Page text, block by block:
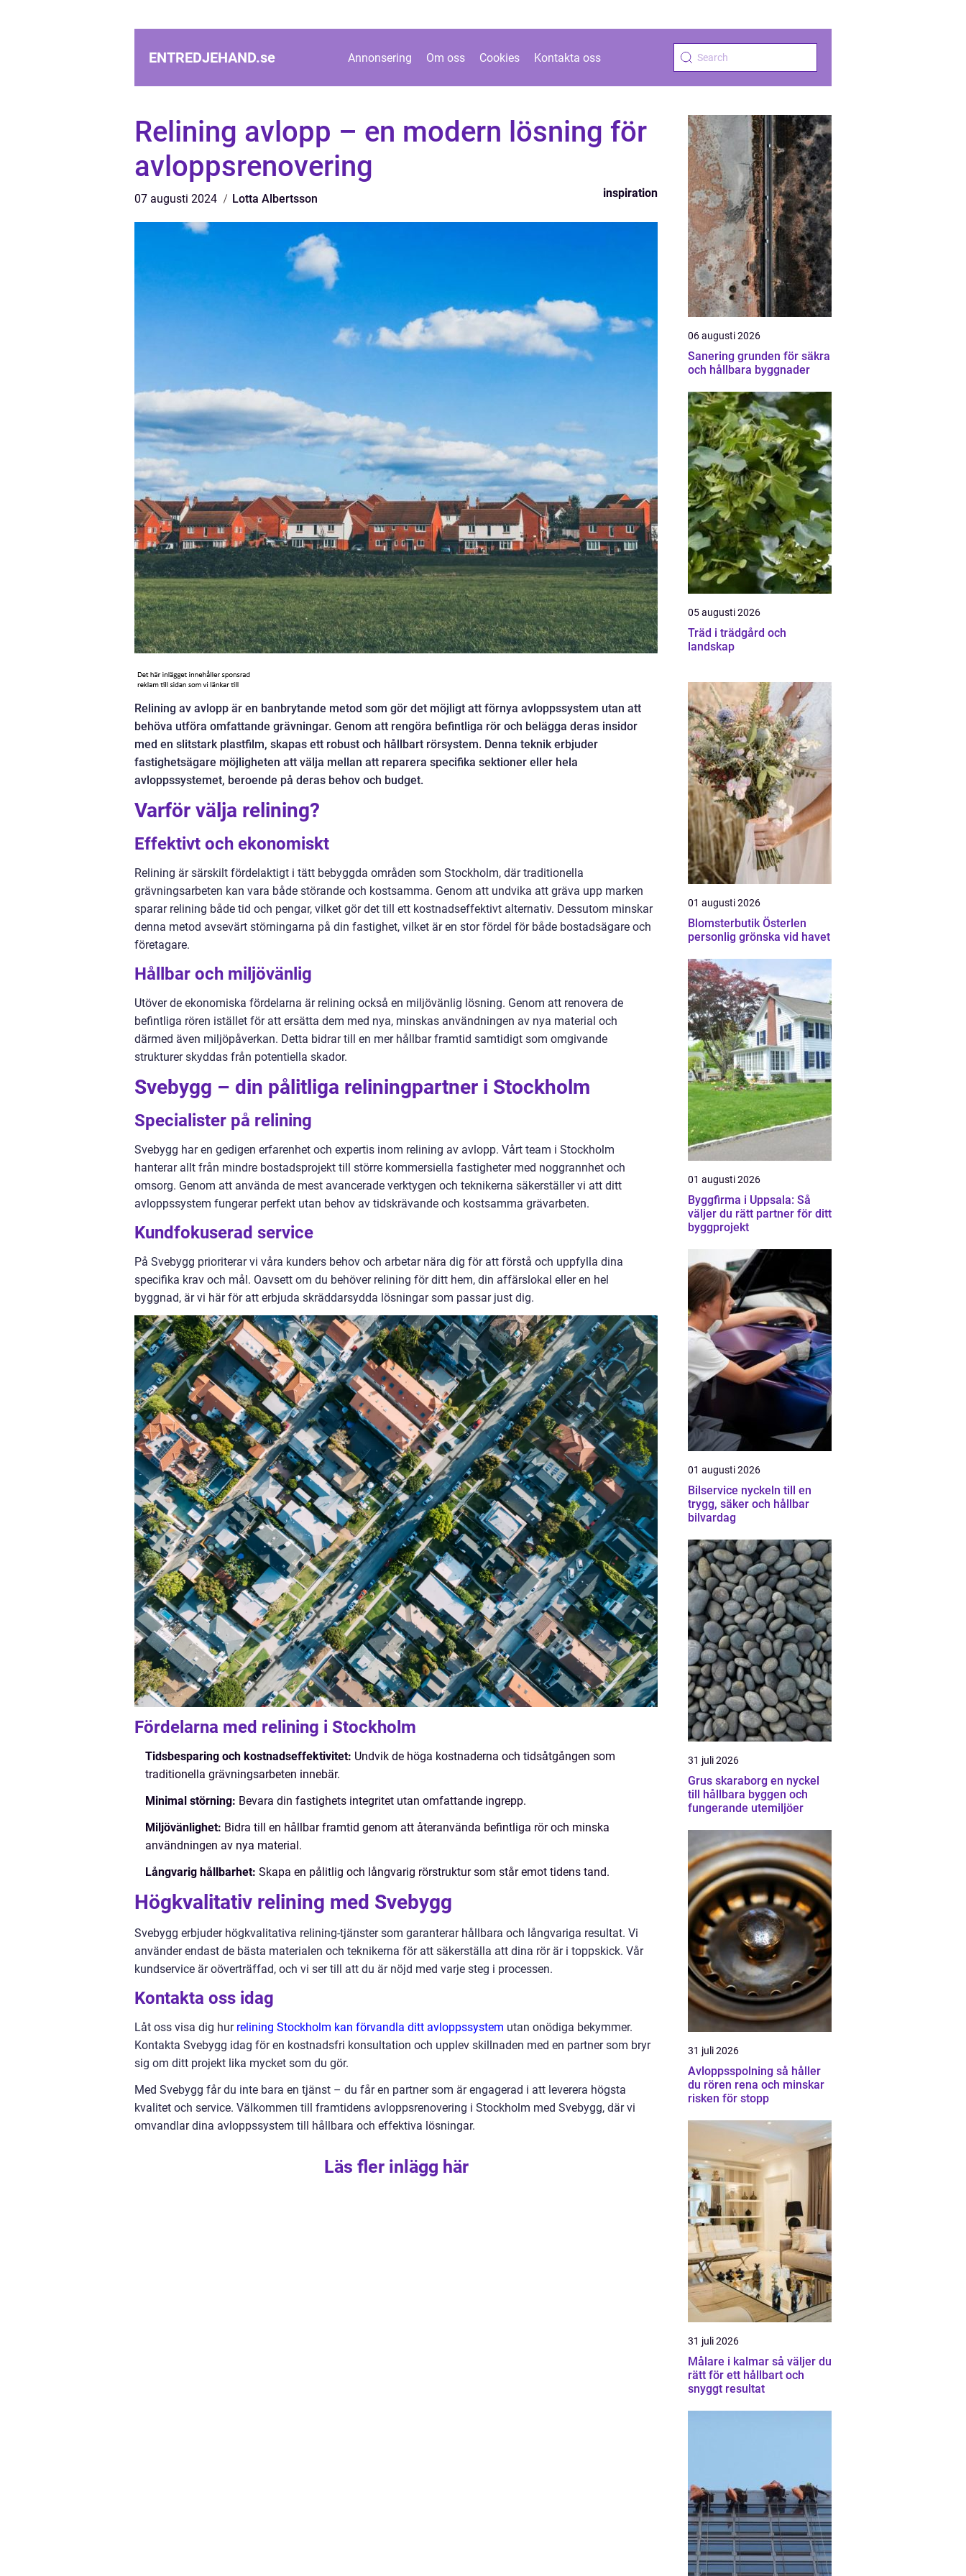
ENTREDJEHAND.se Annonsering Om oss Cookies Kontakta oss
Relining avlopp – en modern lösning för
avloppsrenovering
07 augusti 2024 Lotta Albertsson inspiration
Relining av avlopp är en banbrytande metod som gör det möjligt att förnya avloppssystem utan att
behöva utföra omfattande grävningar. Genom att rengöra befintliga rör och belägga deras insidor
med en slitstark plastfilm, skapas ett robust och hållbart rörsystem. Denna teknik erbjuder
fastighetsägare möjligheten att välja mellan att reparera specifika sektioner eller hela
avloppssystemet, beroende på deras behov och budget.
Varför välja relining?
Effektivt och ekonomiskt
Relining är särskilt fördelaktigt i tätt bebyggda områden som Stockholm, där traditionella
grävningsarbeten kan vara både störande och kostsamma. Genom att undvika att gräva upp marken
sparar relining både tid och pengar, vilket gör det till ett kostnadseffektivt alternativ. Dessutom minskar
denna metod avsevärt störningarna på din fastighet, vilket är en stor fördel för både bostadsägare och
företagare.
Hållbar och miljövänlig
Utöver de ekonomiska fördelarna är relining också en miljövänlig lösning. Genom att renovera de
befintliga rören istället för att ersätta dem med nya, minskas användningen av nya material och
därmed även miljöpåverkan. Detta bidrar till en mer hållbar framtid samtidigt som omgivande
strukturer skyddas från potentiella skador.
Svebygg – din pålitliga reliningpartner i Stockholm
Specialister på relining
Svebygg har en gedigen erfarenhet och expertis inom relining av avlopp. Vårt team i Stockholm
hanterar allt från mindre bostadsprojekt till större kommersiella fastigheter med noggrannhet och
omsorg. Genom att använda de mest avancerade verktygen och teknikerna säkerställer vi att ditt
avloppssystem fungerar perfekt utan behov av tidskrävande och kostsamma grävarbeten.
Kundfokuserad service
På Svebygg prioriterar vi våra kunders behov och arbetar nära dig för att förstå och uppfylla dina
specifika krav och mål. Oavsett om du behöver relining för ditt hem, din affärslokal eller en hel
byggnad, är vi här för att erbjuda skräddarsydda lösningar som passar just dig.
Fördelarna med relining i Stockholm
Tidsbesparing och kostnadseffektivitet: Undvik de höga kostnaderna och tidsåtgången som
traditionella grävningsarbeten innebär.
Minimal störning: Bevara din fastighets integritet utan omfattande ingrepp.
Miljövänlighet: Bidra till en hållbar framtid genom att återanvända befintliga rör och minska
användningen av nya material.
Långvarig hållbarhet: Skapa en pålitlig och långvarig rörstruktur som står emot tidens tand.
Högkvalitativ relining med Svebygg
Svebygg erbjuder högkvalitativa relining-tjänster som garanterar hållbara och långvariga resultat. Vi
använder endast de bästa materialen och teknikerna för att säkerställa att dina rör är i toppskick. Vår
kundservice är oöverträffad, och vi ser till att du är nöjd med varje steg i processen.
Kontakta oss idag
Låt oss visa dig hur relining Stockholm kan förvandla ditt avloppssystem utan onödiga bekymmer.
Kontakta Svebygg idag för en kostnadsfri konsultation och upplev skillnaden med en partner som bryr
sig om ditt projekt lika mycket som du gör.
Med Svebygg får du inte bara en tjänst – du får en partner som är engagerad i att leverera högsta
kvalitet och service. Välkommen till framtidens avloppsrenovering i Stockholm med Svebygg, där vi
omvandlar dina avloppssystem till hållbara och effektiva lösningar.
Läs fler inlägg här
06 augusti 2026
Sanering grunden för säkra
och hållbara byggnader
05 augusti 2026
Träd i trädgård och
landskap
01 augusti 2026
Blomsterbutik Österlen
personlig grönska vid havet
01 augusti 2026
Byggfirma i Uppsala: Så
väljer du rätt partner för ditt
byggprojekt
01 augusti 2026
Bilservice nyckeln till en
trygg, säker och hållbar
bilvardag
31 juli 2026
Grus skaraborg en nyckel
till hållbara byggen och
fungerande utemiljöer
31 juli 2026
Avloppsspolning så håller
du rören rena och minskar
risken för stopp
31 juli 2026
Målare i kalmar så väljer du
rätt för ett hållbart och
snyggt resultat